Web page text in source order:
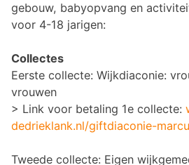
gebouw, babyopvang en
voor 4-18 jarigen:
Collectes
Eerste collecte: Wijkdiaconie:
vrouwen
> Link voor betaling 1e collecte:
dedrieklank.nl/giftdiaconie-
Tweede collecte: Eigen